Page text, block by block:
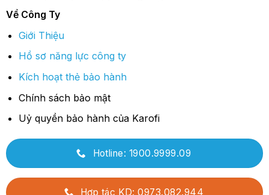
Về Công Ty
Giới Thiệu
Hồ sơ năng lực công ty
Kích hoạt thẻ bảo hành
Chính sách bảo mật
Uỷ quyền bảo hành của Karofi
Hotline: 1900.9999.09
Hợp tác KD: 0973.082.944